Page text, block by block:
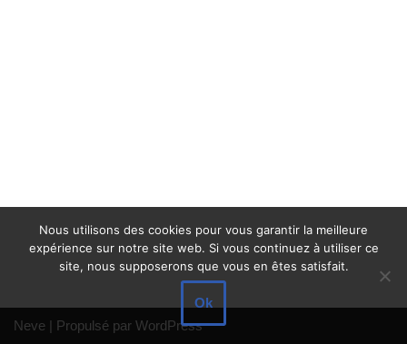
Neve | Propulsé par WordPress
Nous utilisons des cookies pour vous garantir la meilleure
expérience sur notre site web. Si vous continuez à utiliser ce
site, nous supposerons que vous en êtes satisfait.
Ok